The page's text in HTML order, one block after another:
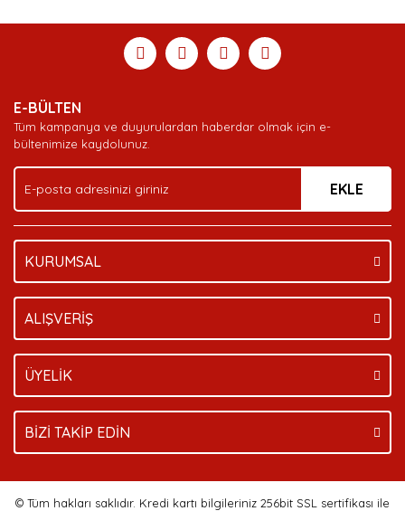
E-BÜLTEN
Tüm kampanya ve duyurulardan haberdar olmak için e-
bültenimize kaydolunuz.
EKLE
KURUMSAL
ALIŞVERİŞ
ÜYELİK
BİZİ TAKİP EDİN
© Tüm hakları saklıdır. Kredi kartı bilgileriniz 256bit SSL sertifikası ile